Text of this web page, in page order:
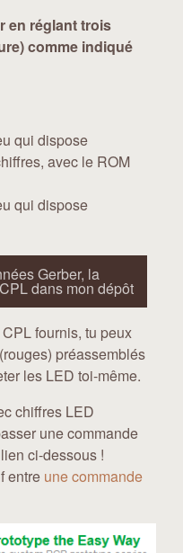
en réglant trois
comme indiqué
qui dispose
avec le ROM
qui dispose
Gerber, la
dans mon dépôt
fournis, tu peux
préassemblés
les LED toi-même.
chiffres LED
une commande
ci-dessous !
entre une commande